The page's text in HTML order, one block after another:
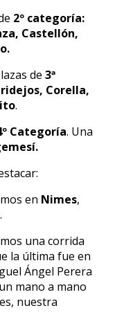
2º categoría:
Castellón,
de 3ª
Corella,
.
Categoría. Una
en Nimes,
una corrida
la última fue en
Ángel Perera
mano a mano
nuestra